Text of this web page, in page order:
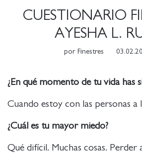
CUESTIONARIO
AYESHA L.
por Finestres
¿En qué momento de tu vida has
Cuando estoy con las personas a
¿Cuál es tu mayor miedo?
Qué difícil. Muchas cosas. Perder